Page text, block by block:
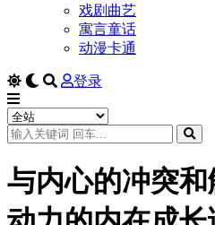
戏剧曲艺
寓言童话
动漫卡通
登录
与内心的冲突